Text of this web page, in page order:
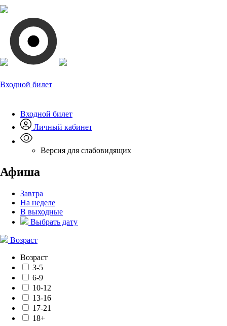
Входной билет
Входной билет
Личный кабинет
Версия для слабовидящих
Афиша
Завтра
На неделе
В выходные
Выбрать дату
Возраст
Возраст
3-5
6-9
10-12
13-16
17-21
18+